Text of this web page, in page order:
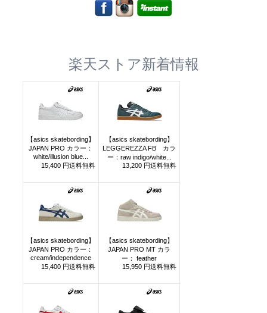
楽天ストア新着情報